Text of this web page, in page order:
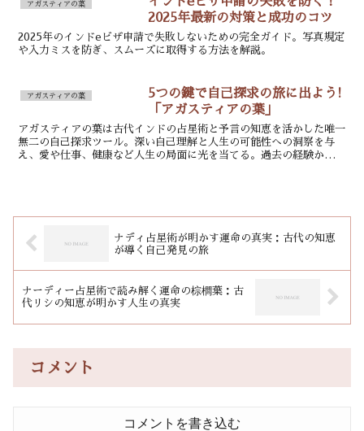
アガスティアの葉
2025年最新の対策と成功のコツ
2025年のインドeビザ申請で失敗しないための完全ガイド。写真規定
や入力ミスを防ぎ、スムーズに取得する方法を解説。
アガスティアの葉
5つの鍵で自己探求の旅に出よう!
「アガスティアの葉」
アガスティアの葉は古代インドの占星術と予言の知恵を活かした唯一
無二の自己探求ツール。深い自己理解と人生の可能性への洞察を与
え、愛や仕事、健康など人生の局面に光を当てる。過去の経験からの
ナディ占星術が明かす運命の真実：古代の知恵
が導く自己発見の旅
ナーディー占星術で読み解く運命の棕櫚葉：古
代リシの知恵が明かす人生の真実
コメント
コメントを書き込む